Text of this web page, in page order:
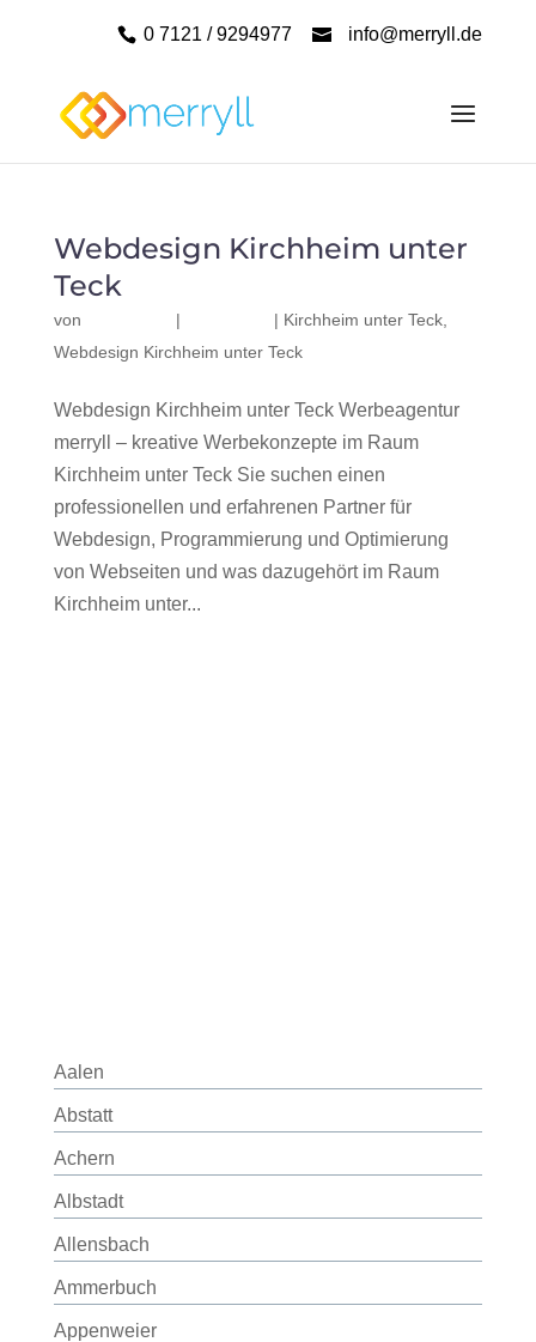
0 7121 / 9294977 info@merryll.de
Webdesign Kirchheim unter
Teck
von | | Kirchheim unter Teck,
Webdesign Kirchheim unter Teck
Webdesign Kirchheim unter Teck Werbeagentur
merryll – kreative Werbekonzepte im Raum
Kirchheim unter Teck Sie suchen einen
professionellen und erfahrenen Partner für
Webdesign, Programmierung und Optimierung
von Webseiten und was dazugehört im Raum
Kirchheim unter...
Aalen
Abstatt
Achern
Albstadt
Allensbach
Ammerbuch
Appenweier